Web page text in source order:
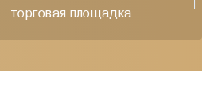
торговая площадка